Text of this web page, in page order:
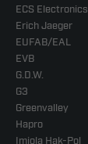
ECS Electronics
Erich Jaeger
EUFAB/EAL
EVB
G.D.W.
G3
Greenvalley
Hapro
Imiola Hak-Pol